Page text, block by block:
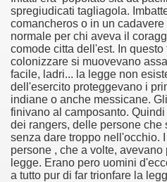
spregiudicati tagliagola.
comancheros o in un
normale per chi aveva il
comode citta dell'est. In questo
colonizzare si muovevano
facile, ladri... la legge non
dell'esercito proteggevano i
indiane o anche messicane.
finivano al camposanto.
dei rangers, delle persone che
senza dare troppo nell'occhio.
persone , che a volte,
legge. Erano pero uomini
a tutto pur di far trionfare la